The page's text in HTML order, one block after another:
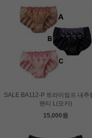
SALE BA112-P 트라이엄프 내추
팬티 L(모카)
15,000원